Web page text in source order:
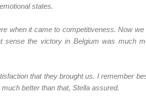
states.
when it came to competitiveness. Now
the victory in Belgium was much
that they brought us. I remember
better than that, Stella assured.